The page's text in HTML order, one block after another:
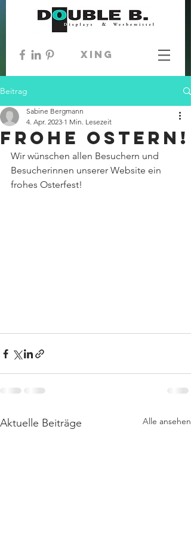
xing
Beitrag
FROHE OSTERN!
Sabine Bergmann
4. Apr. 2023 1 Min. Lesezeit
Wir wünschen allen Besuchern und
Besucherinnen unserer Website ein
frohes Osterfest!
Aktuelle Beiträge Alle ansehen